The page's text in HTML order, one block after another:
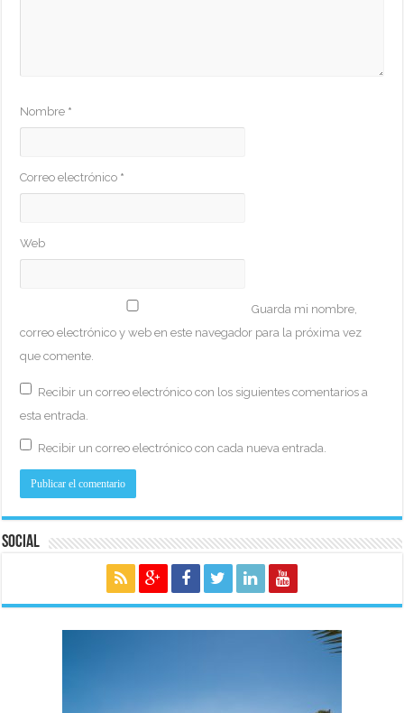
Nombre *
Correo electrónico *
Web
Guarda mi nombre,
correo electrónico y web en este navegador para la próxima vez
que comente.
Recibir un correo electrónico con los siguientes comentarios a
esta entrada.
Recibir un correo electrónico con cada nueva entrada.
Social